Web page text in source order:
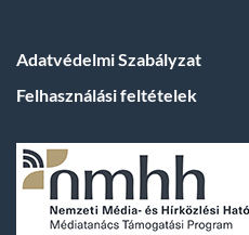
Adatvédelmi Szabályzat
Felhasználási feltételek